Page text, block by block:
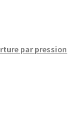
par pression